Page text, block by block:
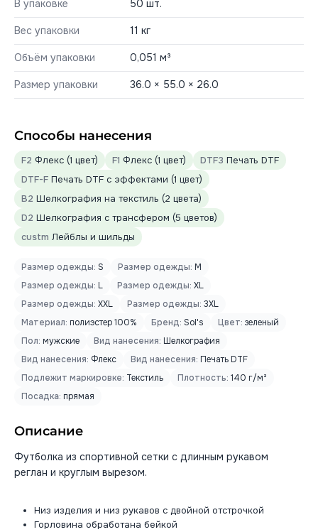
В упаковке 50 шт.
Вес упаковки 11 кг
Объём упаковки 0,051 м³
Размер упаковки 36.0 × 55.0 × 26.0
Способы нанесения
F2 Флекс (1 цвет) F1 Флекс (1 цвет) DTF3 Печать DTF
DTF-F Печать DTF с эффектами (1 цвет)
B2 Шелкография на текстиль (2 цвета)
D2 Шелкография с трансфером (5 цветов)
custm Лейблы и шильды
Размер одежды: S Размер одежды: M
Размер одежды: L Размер одежды: XL
Размер одежды: XXL Размер одежды: 3XL
Материал: полиэстер 100% Бренд: Sol's Цвет: зеленый
Пол: мужские Вид нанесения: Шелкография
Вид нанесения: Флекс Вид нанесения: Печать DTF
Подлежит маркировке: Текстиль Плотность: 140 г/м²
Посадка: прямая
Описание
Футболка из спортивной сетки с длинным рукавом
реглан и круглым вырезом.
Низ изделия и низ рукавов с двойной отстрочкой
Горловина обработана бейкой